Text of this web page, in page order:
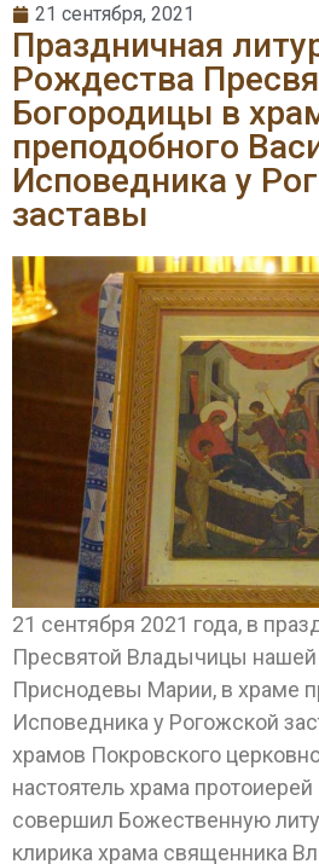
21 сентября, 2021
Праздничная
Рождества
Богородицы в
преподобного
Исповедника у
заставы
21 сентября 2021 года, в
Пресвятой Владычицы
Приснодевы Марии, в храме
Исповедника у Рогожской
храмов Покровского
настоятель храма протоиерей
совершил Божественную
клирика храма священника